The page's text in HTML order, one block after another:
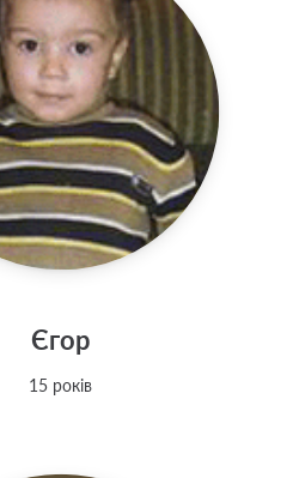
Єгор
15 років